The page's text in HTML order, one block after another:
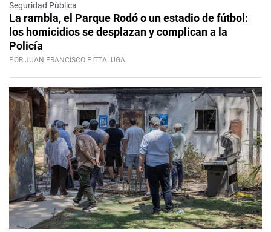
Seguridad Pública
La rambla, el Parque Rodó o un estadio de fútbol:
los homicidios se desplazan y complican a la
Policía
POR JUAN FRANCISCO PITTALUGA